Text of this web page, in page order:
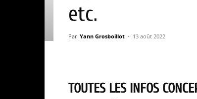
etc.
Par Yann Grosboillot - 13 août 2022
TOUTES LES INFOS